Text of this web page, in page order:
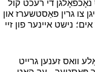
די רעכט קול
צו גרין פּאַסטשערז און
נישט איינער פון זיי
וואס זענען גרייט